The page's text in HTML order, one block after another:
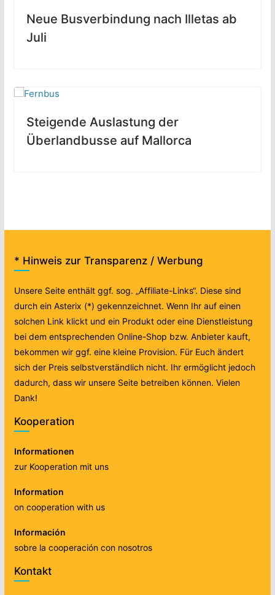
Neue Busverbindung nach Illetas ab
Juli
Steigende Auslastung der
Überlandbusse auf Mallorca
* Hinweis zur Transparenz / Werbung
Unsere Seite enthält ggf. sog. „Affiliate-Links“. Diese sind
durch ein Asterix (*) gekennzeichnet. Wenn Ihr auf einen
solchen Link klickt und ein Produkt oder eine Dienstleistung
bei dem entsprechenden Online-Shop bzw. Anbieter kauft,
bekommen wir ggf. eine kleine Provision. Für Euch ändert
sich der Preis selbstverständlich nicht. Ihr ermöglicht jedoch
dadurch, dass wir unsere Seite betreiben können. Vielen
Dank!
Kooperation
Informationen
zur Kooperation mit uns
Information
on cooperation with us
Información
sobre la cooperación con nosotros
Kontakt